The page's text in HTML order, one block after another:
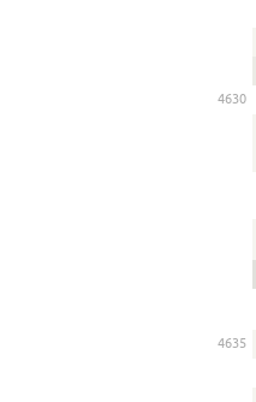
4630
4635